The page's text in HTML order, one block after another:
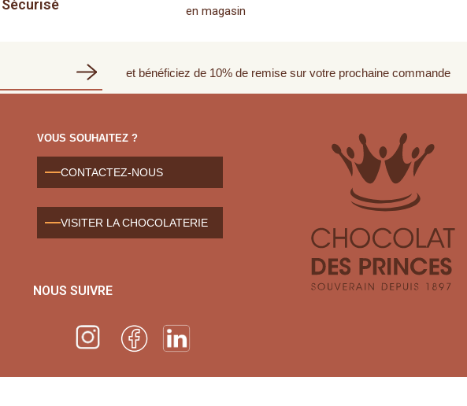
Sécurisé
en magasin
et bénéficiez de 10% de remise sur votre prochaine commande
VOUS SOUHAITEZ ?
CONTACTEZ-NOUS
VISITER LA CHOCOLATERIE
NOUS SUIVRE